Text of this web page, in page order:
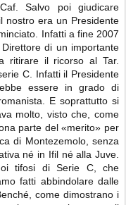
Salvo poi giudicare
nostro era un Presidente
Infatti a fine 2007
di un importante
ritirare il ricorso al Tar.
C. Infatti il Presidente
essere in grado di
E soprattutto si
molto, visto che, come
parte del «merito» per
di Montezemolo, senza
né in Ifil né alla Juve.
tifosi di Serie C, che
fatti abbindolare dalle
come dimostrano i